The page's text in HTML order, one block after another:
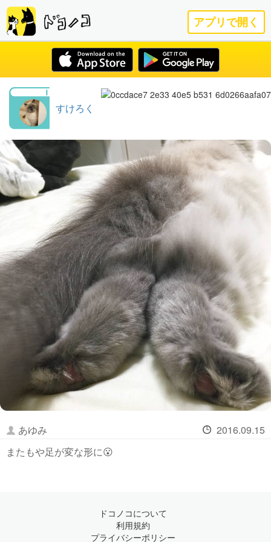
アプリで開く
すけろく
あゆみ
2016.09.15
またもや足が変な形に😮
ドコノコについて
利用規約
プライバシーポリシー